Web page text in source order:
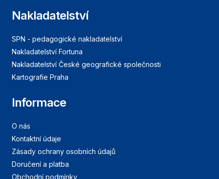
Nakladatelství
SPN - pedagogické nakladatelství
Nakladatelství Fortuna
Nakladatelství České geografické společnosti
Kartografie Praha
Informace
O nás
Kontaktní údaje
Zásady ochrany osobních údajů
Doručení a platba
Obchodní podmínky